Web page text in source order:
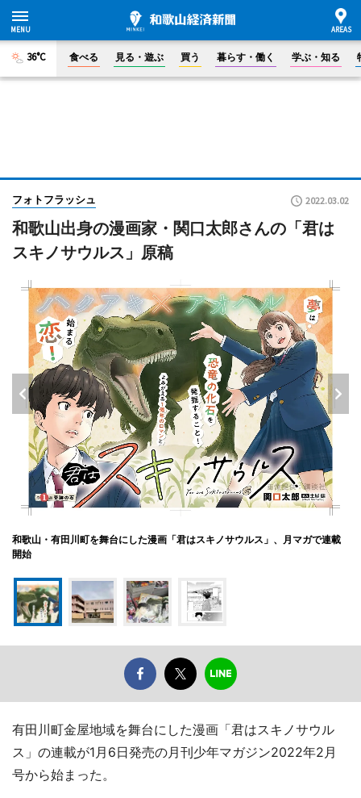
36°C 食べる 見る・遊ぶ 買う 暮らす・働く 学ぶ・知る
フォトフラッシュ 2022.03.02
和歌山出身の漫画家・関口太郎さんの「君は
スキノサウルス」原稿
和歌山・有田川町を舞台にした漫画「君はスキノサウルス」、月マガで連載
開始
有田川町金屋地域を舞台にした漫画「君はスキノサウル
ス」の連載が1月6日発売の月刊少年マガジン2022年2月
号から始まった。